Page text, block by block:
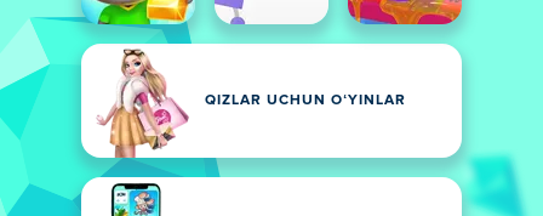
QIZLAR UCHUN OʻYINLAR